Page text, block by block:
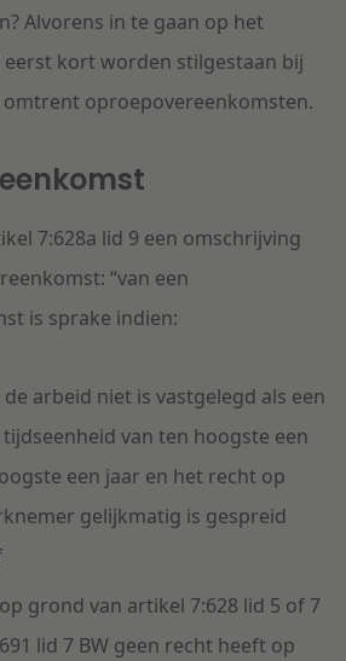
Alvorens in te gaan op het
kort worden stilgestaan bij
oproepovereenkomsten.
7:628a lid 9 een omschrijving
“van een
is sprake indien:
arbeid niet is vastgelegd als een
van ten hoogste een
een jaar en het recht op
gelijkmatig is gespreid
grond van artikel 7:628 lid 5 of 7
lid 7 BW geen recht heeft op